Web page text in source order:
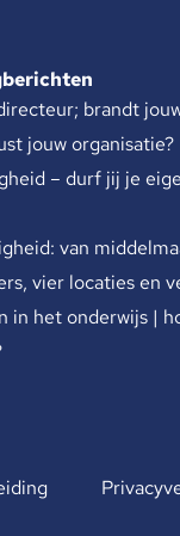
brandt
jouw organisatie?
– durf jij je
van
vier locaties en
in het onderwijs |